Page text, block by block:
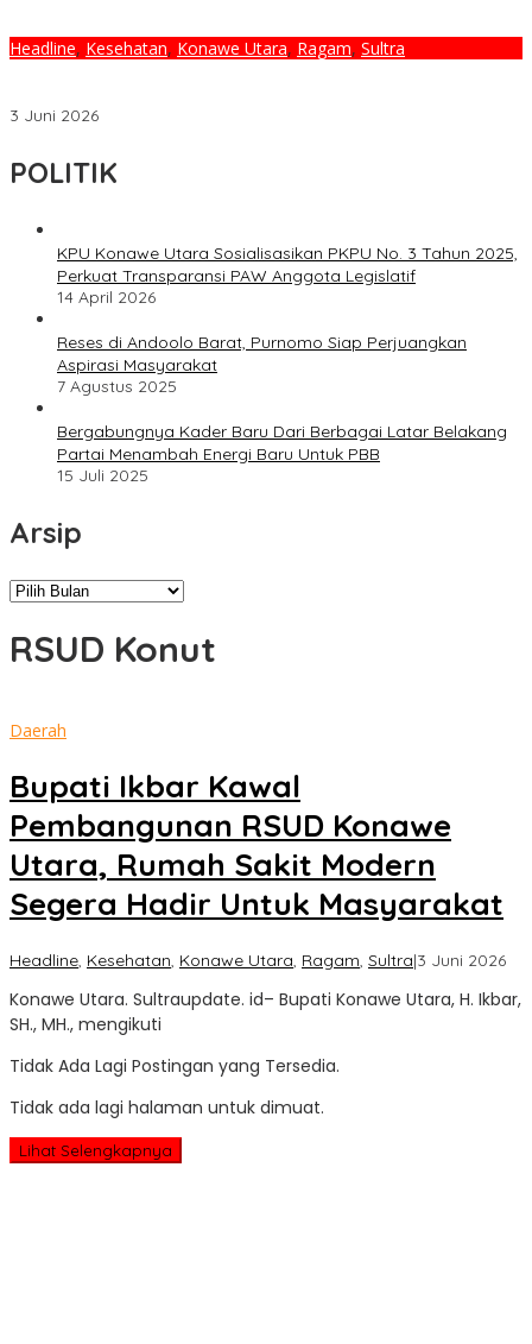
Headline, Kesehatan, Konawe Utara, Ragam, Sultra
3 Juni 2026
POLITIK
KPU Konawe Utara Sosialisasikan PKPU No. 3 Tahun 2025,
Perkuat Transparansi PAW Anggota Legislatif
14 April 2026
Reses di Andoolo Barat, Purnomo Siap Perjuangkan
Aspirasi Masyarakat
7 Agustus 2025
Bergabungnya Kader Baru Dari Berbagai Latar Belakang
Partai Menambah Energi Baru Untuk PBB
15 Juli 2025
Arsip
Arsip
RSUD Konut
Daerah
Bupati Ikbar Kawal
Pembangunan RSUD Konawe
Utara, Rumah Sakit Modern
Segera Hadir Untuk Masyarakat
Headline, Kesehatan, Konawe Utara, Ragam, Sultra|3 Juni 2026
Konawe Utara. Sultraupdate. id– Bupati Konawe Utara, H. Ikbar,
SH., MH., mengikuti
Tidak Ada Lagi Postingan yang Tersedia.
Tidak ada lagi halaman untuk dimuat.
Lihat Selengkapnya